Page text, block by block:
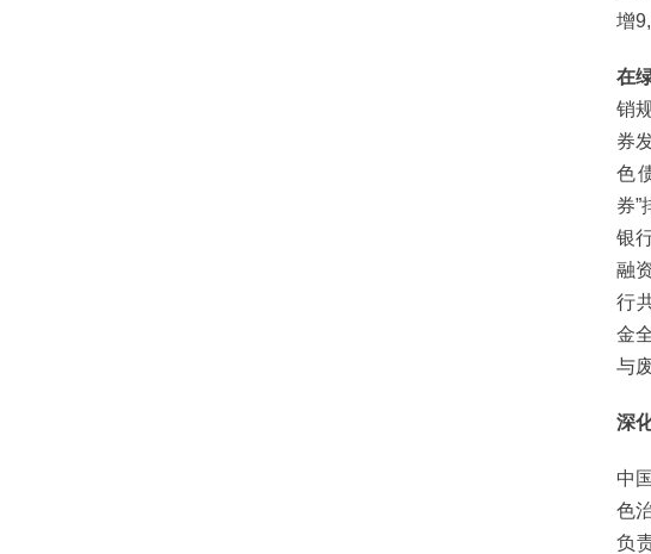
增
在
销
券
色
券”
银
融
行
金
与
深
中
色
负